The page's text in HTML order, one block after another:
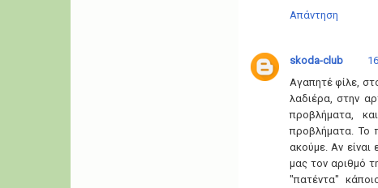
Απάντηση
skoda-club
Αγαπητέ φίλε,
λαδιέρα, στην
προβλήματα,
προβλήματα. Το
ακούμε. Αν είναι
μας τον αριθμό
"πατέντα"